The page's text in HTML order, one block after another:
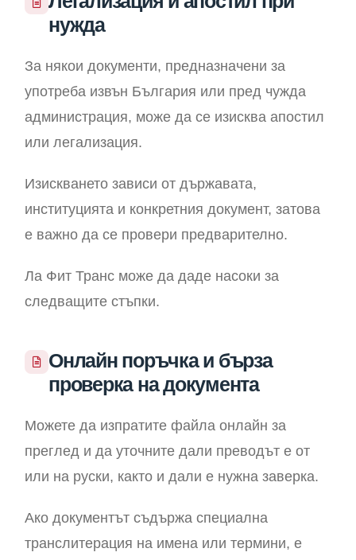
нужда
За някои документи, предназначени за
употреба извън България или пред чужда
администрация, може да се изисква апостил
или легализация.
Изискването зависи от държавата,
институцията и конкретния документ, затова
е важно да се провери предварително.
Ла Фит Транс може да даде насоки за
следващите стъпки.
Онлайн поръчка и бърза
проверка на документа
Можете да изпратите файла онлайн за
преглед и да уточните дали преводът е от
или на руски, както и дали е нужна заверка.
Ако документът съдържа специална
транслитерация на имена или термини, е